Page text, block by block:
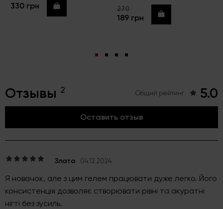
330 грн Купить 270
189 грн Купить
Отзывы 2 Общий рейтинг 5.0
Оставить отзыв
Злата 04.12.2024
Я новачок, але з цим гелем працювати дуже легко. Його
консистенція дозволяє створювати рівні та акуратні
нігті без зусиль.